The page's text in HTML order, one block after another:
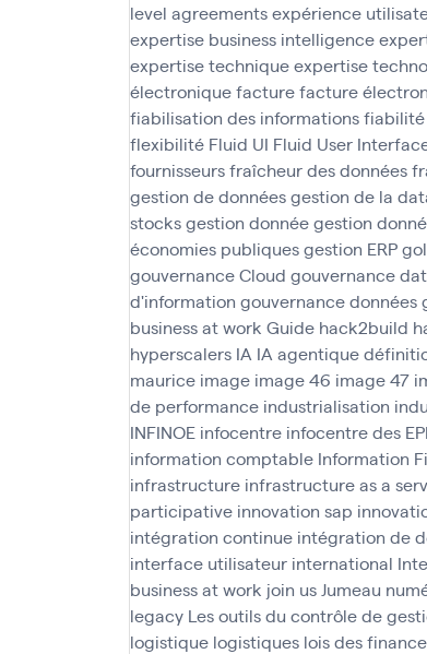
level agreementsexpérience
expertise business intelligence
expertise techniqueexpertise
électroniquefacturefacture
fiabilisation des informationsfiabilité
flexibilité Fluid UI Fluid User
fournisseursfraîcheur des données
gestion de donnéesgestion de la
stocksgestion donnéegestion
économies publiquesgestion ERP
gouvernance Cloud gouvernance
d'information gouvernance données
business at work Guide hack2build
hyperscalers IA IA agentique
maurice image image 46 image 47
de performance industrialisation
INFINOE infocentre infocentre des
information comptable Information
infrastructure infrastructure as a
participative innovation sap
intégration continue intégration de
interface utilisateur international
business at work join us Jumeau
legacy Les outils du contrôle de
logistique logistiques lois des